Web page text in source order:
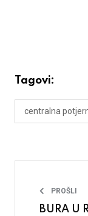
Tagovi:
centralna
PROŠLI
BURA U